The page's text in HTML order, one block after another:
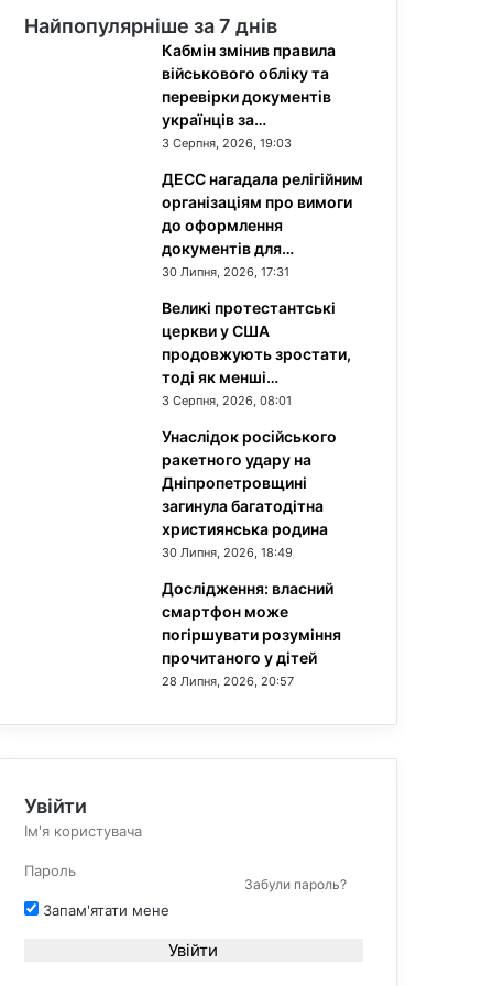
Найпопулярніше за 7 днів
Кабмін змінив правила
військового обліку та
перевірки документів
українців за…
3 Серпня, 2026, 19:03
ДЕСС нагадала релігійним
організаціям про вимоги
до оформлення
документів для…
30 Липня, 2026, 17:31
Великі протестантські
церкви у США
продовжують зростати,
тоді як менші…
3 Серпня, 2026, 08:01
Унаслідок російського
ракетного удару на
Дніпропетровщині
загинула багатодітна
християнська родина
30 Липня, 2026, 18:49
Дослідження: власний
смартфон може
погіршувати розуміння
прочитаного у дітей
28 Липня, 2026, 20:57
Увійти
Забули пароль?
Запам'ятати мене
Увійти